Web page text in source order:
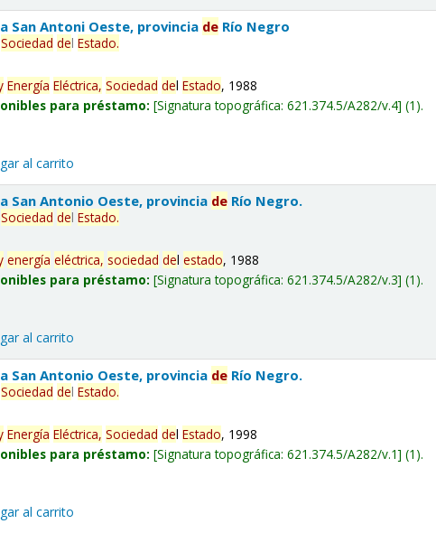
San Antoni Oeste, provincia de Río Negro
Sociedad delEstado.
Energía Eléctrica, Sociedad delEstado, 1988
para préstamo: Signatura topográfica:621.374.5/A282/v.4 (1).
al carrito
San Antonio Oeste, provincia de Río Negro.
Sociedad delEstado.
energía eléctrica, sociedad delestado, 1988
para préstamo: Signatura topográfica:621.374.5/A282/v.3 (1).
al carrito
San Antonio Oeste, provincia de Río Negro.
Sociedad delEstado.
Energía Eléctrica, Sociedad delEstado, 1998
para préstamo: Signatura topográfica:621.374.5/A282/v.1 (1).
al carrito